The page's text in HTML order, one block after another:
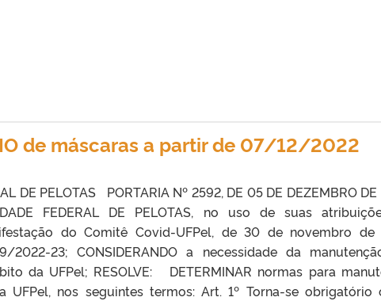
de máscaras a partir de 07/12/2022
DE PELOTAS PORTARIA Nº 2592, DE 05 DE DEZEMBRO
FEDERAL DE PELOTAS, no uso de suas
do Comitê Covid-UFPel, de 30 de novembro de
2022-23; CONSIDERANDO a necessidade da
da UFPel; RESOLVE: DETERMINAR normas para
UFPel, nos seguintes termos: Art. 1º Torna-se